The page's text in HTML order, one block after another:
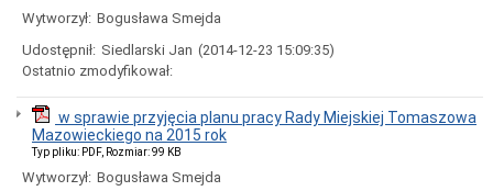
Miejska
2018-
2023
Miejska
2014-
2018
Młodzieżowa
Rada
Wytworzył: Bogusława Smejda
Udostępnił: Siedlarski Jan (2014-12-23 15:09:35)
Ostatnio zmodyfikował:
w sprawie przyjęcia planu pracy Rady Miejskiej Tomaszowa
Mazowieckiego na 2015 rok
Typ pliku: PDF, Rozmiar: 99 KB
Wytworzył: Bogusława Smejda